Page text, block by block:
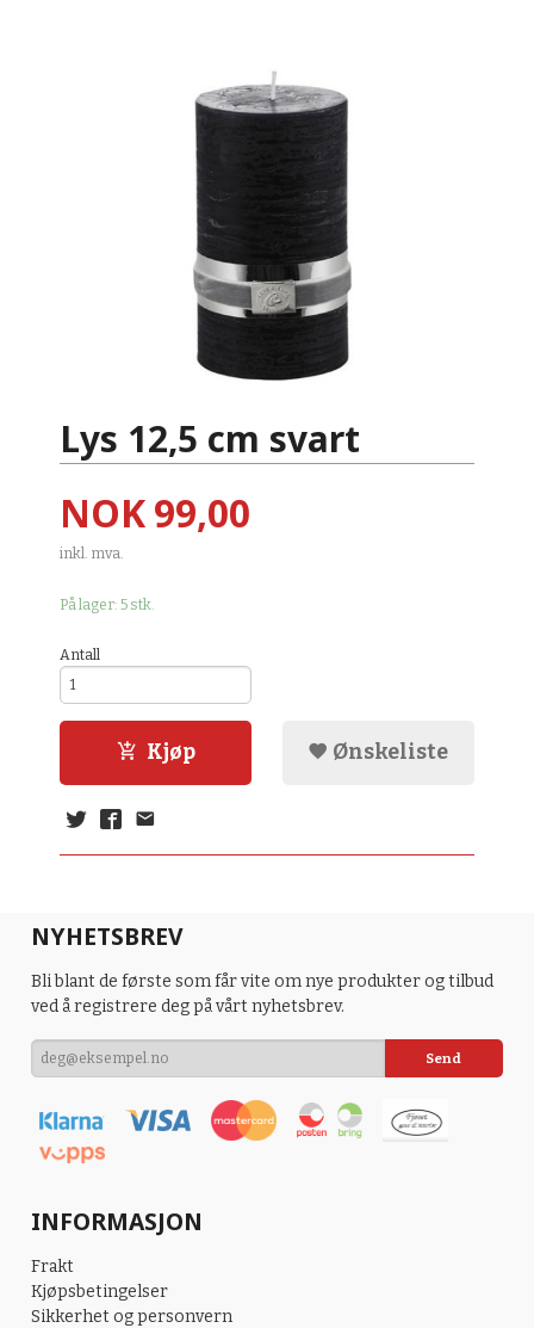
Lys 12,5 cm svart
Pris
NOK99,00
inkl. mva.
På lager: 5 stk.
Antall
Kjøp Ønskeliste
NYHETSBREV
Bli blant de første som får vite om nye produkter og tilbud
ved å registrere deg på vårt nyhetsbrev.
INFORMASJON
Frakt
Kjøpsbetingelser
Sikkerhet og personvern